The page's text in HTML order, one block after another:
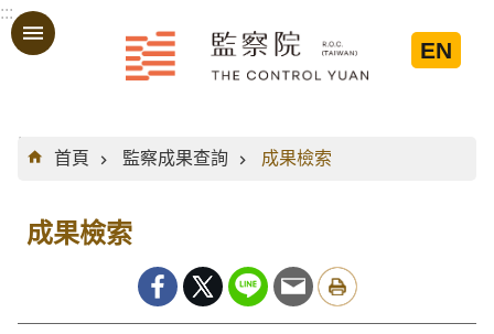
跳到主要內容區塊
:::
EN
:::
首頁
監察成果查詢 成果檢索
成果檢索